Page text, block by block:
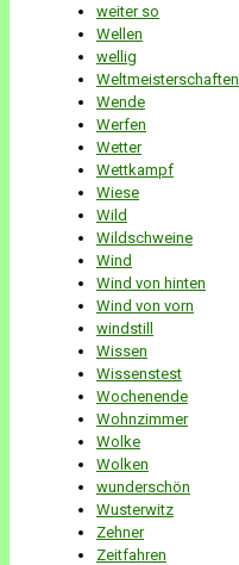
weiter so
Wellen
wellig
Weltmeisterschaften
Wende
Werfen
Wetter
Wettkampf
Wiese
Wild
Wildschweine
Wind
Wind von hinten
Wind von vorn
windstill
Wissen
Wissenstest
Wochenende
Wohnzimmer
Wolke
Wolken
wunderschön
Wusterwitz
Zehner
Zeitfahren